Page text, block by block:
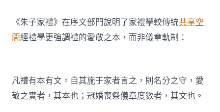
《朱子家禮》在序文部門說明了家禮學較傳統共享空
間經禮學更強調禮的愛敬之本，而非儀章軌制：
凡禮有本有文。自其施于家者言之，則名分之守，愛
敬之實者，其本也；冠婚喪祭儀章度數者，其文也。